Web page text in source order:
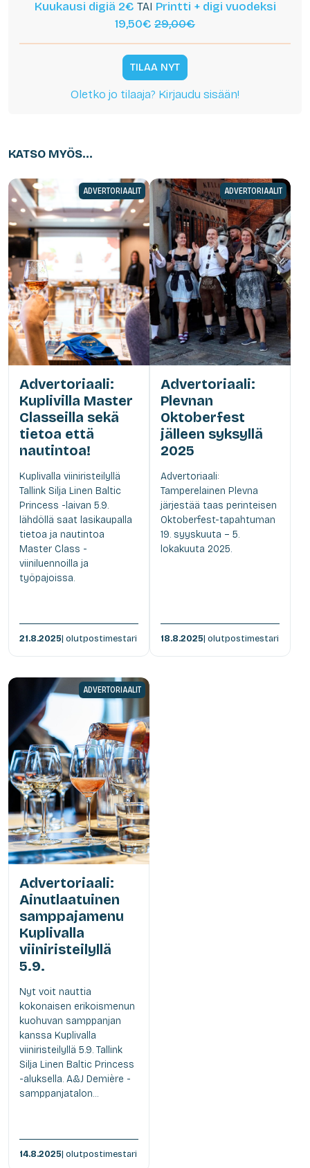
Kuukausi digiä 2€ TAI Printti + digi vuodeksi
19,50€ 29,00€
TILAA NYT
Oletko jo tilaaja? Kirjaudu sisään!
KATSO MYÖS...
ADVERTORIAALIT
Advertoriaali:
Kuplivilla Master
Classeilla sekä
tietoa että
nautintoa!
Kuplivalla viiniristeilyllä
Tallink Silja Linen Baltic
Princess -laivan 5.9.
lähdöllä saat lasikaupalla
tietoa ja nautintoa
Master Class -
viiniluennoilla ja
työpajoissa.
21.8.2025| olutpostimestari
ADVERTORIAALIT
Advertoriaali:
Plevnan
Oktoberfest
jälleen syksyllä
2025
Advertoriaali:
Tamperelainen Plevna
järjestää taas perinteisen
Oktoberfest-tapahtuman
19. syyskuuta – 5.
lokakuuta 2025.
18.8.2025| olutpostimestari
ADVERTORIAALIT
Advertoriaali:
Ainutlaatuinen
samppajamenu
Kuplivalla
viiniristeilyllä
5.9.
Nyt voit nauttia
kokonaisen erikoismenun
kuohuvan samppanjan
kanssa Kuplivalla
viiniristeilyllä 5.9. Tallink
Silja Linen Baltic Princess
-aluksella. A&J Demière -
samppanjatalon...
14.8.2025| olutpostimestari